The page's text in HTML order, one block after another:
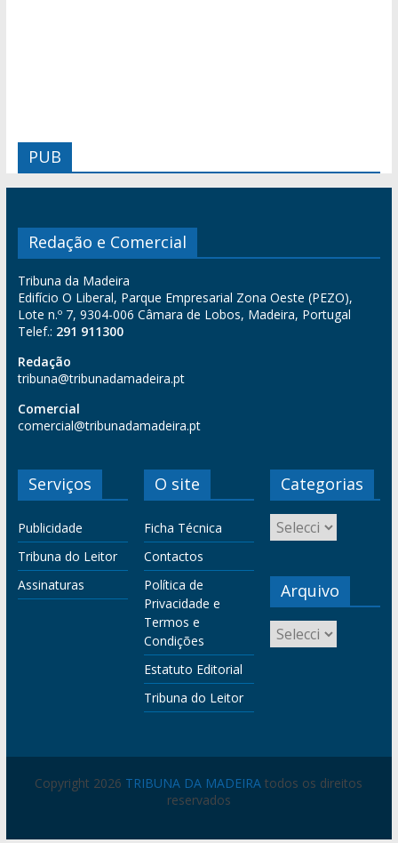
PUB
Redação e Comercial
Tribuna da Madeira
Edifício O Liberal, Parque Empresarial Zona Oeste (PEZO),
Lote n.º 7, 9304-006 Câmara de Lobos, Madeira, Portugal
Telef.: 291 911300
Redação
tribuna@tribunadamadeira.pt
Comercial
comercial@tribunadamadeira.pt
Serviços
Publicidade
Tribuna do Leitor
Assinaturas
O site
Ficha Técnica
Contactos
Política de
Privacidade e
Termos e
Condições
Estatuto Editorial
Tribuna do Leitor
Categorias
Arquivo
Copyright 2026 TRIBUNA DA MADEIRA todos os direitos
reservados